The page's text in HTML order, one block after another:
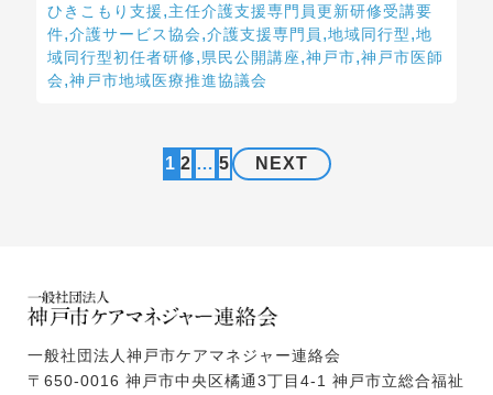
ひきこもり支援,主任介護支援専門員更新研修受講要
件,介護サービス協会,介護支援専門員 ,地域同行型,地
域同行型初任者研修,県民公開講座,神戸市,神戸市医師
会,神戸市地域医療推進協議会
1 2 … 5 NEXT
一般社団法人神戸市ケアマネジャー連絡会
〒650-0016 神戸市中央区橘通3丁目4-1 神戸市立総合福祉